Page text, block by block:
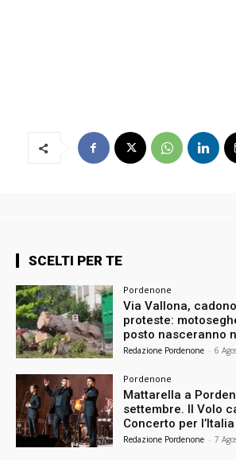
SCELTI PER TE
Pordenone
Via Vallona,
proteste:
posto nasceranno
Redazione Pordenone - 6
Pordenone
Mattarella a
settembre. Il Volo
Concerto per l’Italia
Redazione Pordenone - 7